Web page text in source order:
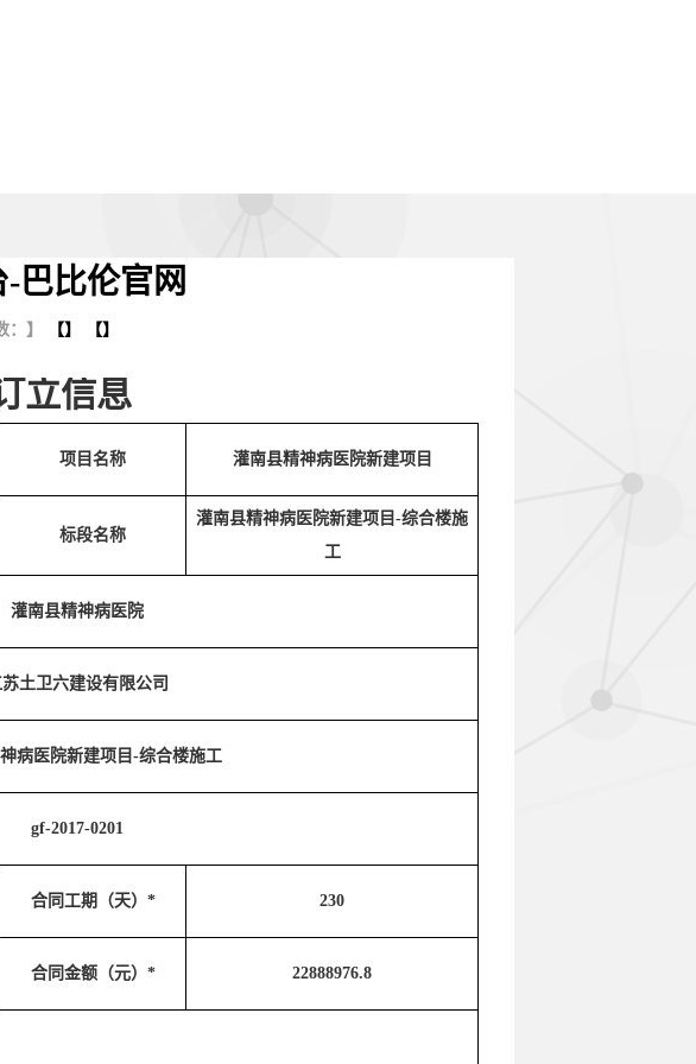
巴比伦官网
：】 【】 【】
立信息
项目名称 灌南县精神病医院新建项目
标段名称
灌南县精神病医院新建项目-综合楼施
工
灌南县精神病医院
土卫六建设有限公司
病医院新建项目-综合楼施工
gf-2017-0201
合同工期（天）* 230
合同金额（元）* 22888976.8